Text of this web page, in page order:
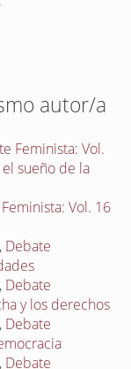
autor/a
Feminista: Vol.
sueño de la
Vol. 16
, Debate
, Debate
y los derechos
, Debate
, Debate